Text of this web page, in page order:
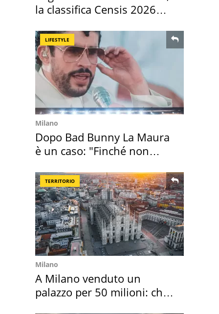
la classifica Censis 2026
LIFESTYLE
Milano
Dopo Bad Bunny La Maura
è un caso: "Finché non
TERRITORIO
Milano
A Milano venduto un
palazzo per 50 milioni: chi